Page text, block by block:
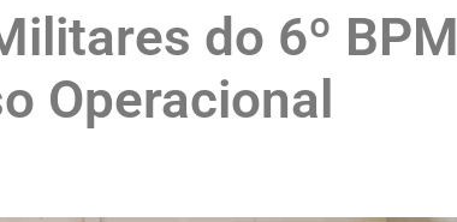
do 6º BPM
Operacional